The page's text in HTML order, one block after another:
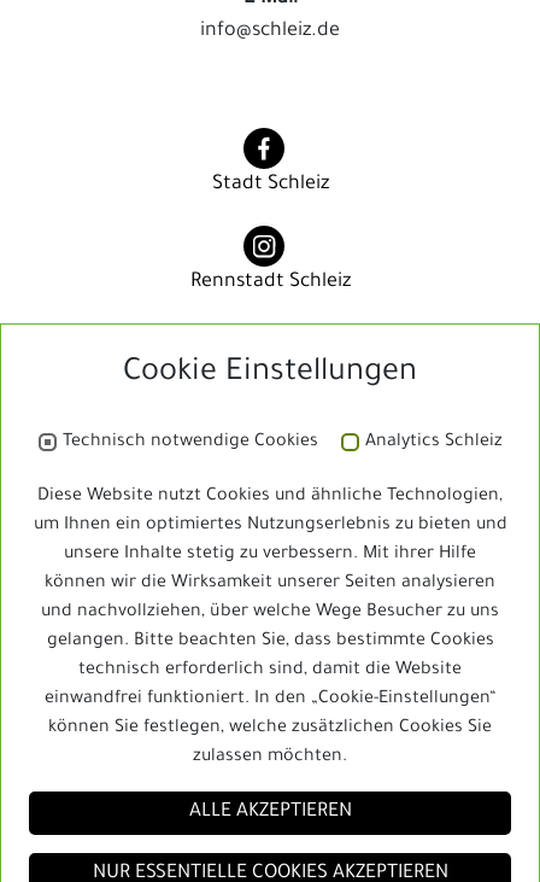
info@schleiz.de
Stadt Schleiz
Rennstadt Schleiz
Rennstadt Schleiz
Schleizer Dreieck Jedermann
Schleizer Dreieck Jedermann
Cookie Einstellungen
Technisch notwendige Cookies Analytics Schleiz
Diese Website nutzt Cookies und ähnliche Technologien,
um Ihnen ein optimiertes Nutzungserlebnis zu bieten und
unsere Inhalte stetig zu verbessern. Mit ihrer Hilfe
können wir die Wirksamkeit unserer Seiten analysieren
und nachvollziehen, über welche Wege Besucher zu uns
gelangen. Bitte beachten Sie, dass bestimmte Cookies
technisch erforderlich sind, damit die Website
einwandfrei funktioniert. In den „Cookie-Einstellungen“
können Sie festlegen, welche zusätzlichen Cookies Sie
zulassen möchten.
ALLE AKZEPTIEREN
NUR ESSENTIELLE COOKIES AKZEPTIEREN